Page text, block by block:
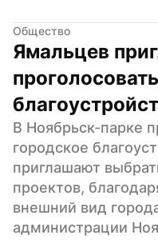
Общество
Ямальцев
В Ноябрьск-парке
городское
приглашают
проектов,
внешний вид
администрации